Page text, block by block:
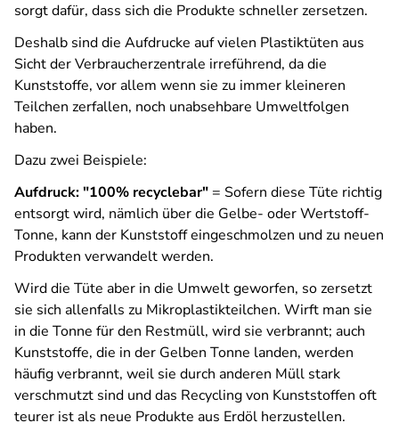
sorgt dafür, dass sich die Produkte schneller zersetzen.
Deshalb sind die Aufdrucke auf vielen Plastiktüten aus
Sicht der Verbraucherzentrale irreführend, da die
Kunststoffe, vor allem wenn sie zu immer kleineren
Teilchen zerfallen, noch unabsehbare Umweltfolgen
haben.
Dazu zwei Beispiele:
Aufdruck: "100% recyclebar" = Sofern diese Tüte richtig
entsorgt wird, nämlich über die Gelbe- oder Wertstoff-
Tonne, kann der Kunststoff eingeschmolzen und zu neuen
Produkten verwandelt werden.
Wird die Tüte aber in die Umwelt geworfen, so zersetzt
sie sich allenfalls zu Mikroplastikteilchen. Wirft man sie
in die Tonne für den Restmüll, wird sie verbrannt; auch
Kunststoffe, die in der Gelben Tonne landen, werden
häufig verbrannt, weil sie durch anderen Müll stark
verschmutzt sind und das Recycling von Kunststoffen oft
teurer ist als neue Produkte aus Erdöl herzustellen.